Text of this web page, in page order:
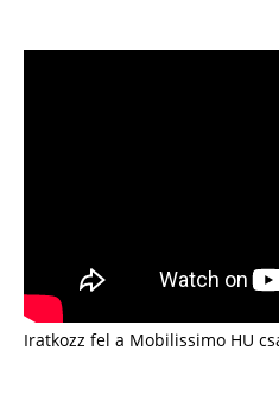
Iratkozz fel a Mobilissimo HU